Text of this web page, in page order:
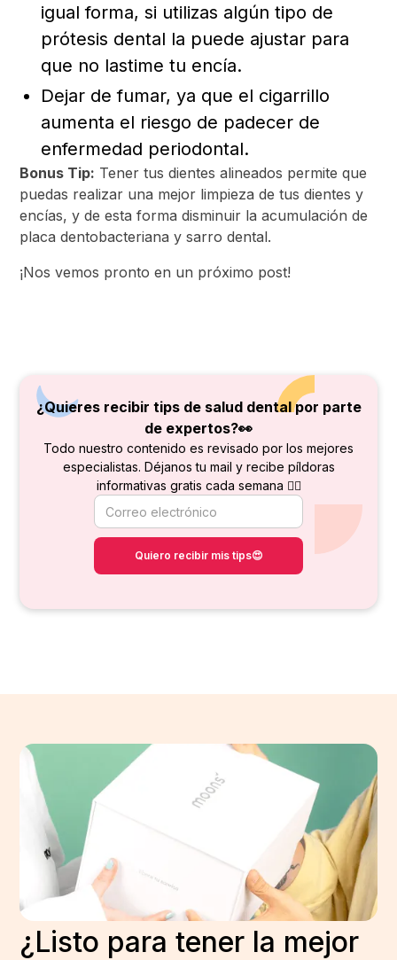
igual forma, si utilizas algún tipo de
prótesis dental la puede ajustar para
que no lastime tu encía.
Dejar de fumar, ya que el cigarrillo
aumenta el riesgo de padecer de
enfermedad periodontal.
Bonus Tip: Tener tus dientes alineados permite que
puedas realizar una mejor limpieza de tus dientes y
encías, y de esta forma disminuir la acumulación de
placa dentobacteriana y sarro dental.
¡Nos vemos pronto en un próximo post!
¿Quieres recibir tips de salud dental por parte
de expertos?👀
Todo nuestro contenido es revisado por los mejores
especialistas. Déjanos tu mail y recibe píldoras
informativas gratis cada semana 👇🏻
¿Listo para tener la mejor